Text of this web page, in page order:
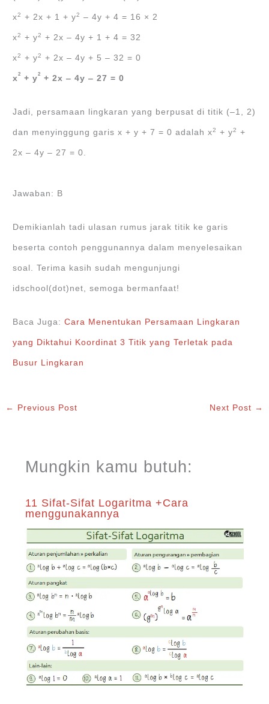
x2 + 2x + 1 + y2 ‒ 4y + 4 = 16 × 2
x2 + y2 + 2x ‒ 4y + 1 + 4 = 32
x2 + y2 + 2x ‒ 4y + 5 ‒ 32 = 0
x2 + y2 + 2x ‒ 4y ‒ 27 = 0
Jadi, persamaan lingkaran yang berpusat di titik (‒1, 2)
dan menyinggung garis x + y + 7 = 0 adalah x2 + y2 +
2x ‒ 4y ‒ 27 = 0.
Jawaban: B
Demikianlah tadi ulasan rumus jarak titik ke garis
beserta contoh penggunannya dalam menyelesaikan
soal. Terima kasih sudah mengunjungi
idschool(dot)net, semoga bermanfaat!
Baca Juga:Cara Menentukan Persamaan Lingkaran
yang Diktahui Koordinat 3 Titik yang Terletak pada
Busur Lingkaran
← Previous Post Next Post →
Mungkin kamu butuh:
11 Sifat-Sifat Logaritma +Cara
menggunakannya